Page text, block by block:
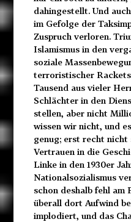
dahingestellt. Und
im Gefolge der
Zuspruch verloren.
Islamismus in den
soziale
terroristischer
Tausend aus vieler
Schlächter in den
stellen, aber nicht
wissen wir nicht, und
genug; erst recht nicht
Vertrauen in die
Linke in den 1930er
Nationalsozialismus
schon deshalb fehl am
überall dort Aufwind
implodiert, und das